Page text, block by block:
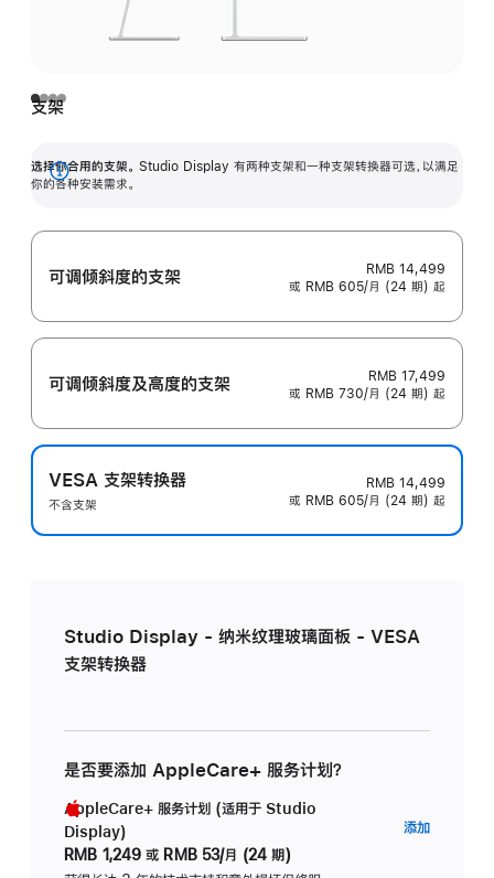
支架
选择你合用的支架。 Studio Display 有两种支架和一种支架转换器可选，以满足
你的各种安装需求。
展
可调倾斜度的支架
RMB 14,499
或 RMB 605/月 (24 期) 起
可调倾斜度及高‍度的支‍架
RMB 17,499
或 RMB 730/月 (24 期) 起
VESA 支架转换器
不含支架
RMB 14,499
或 RMB 605/月 (24 期) 起
Studio Display - 纳米纹理玻璃面板 - VESA
支架转换器
是否要添加 AppleCare+ 服务计划？
AppleCare+ 服务计划 (适用于 Studio
Display)
RMB 1,249 或 RMB 53/月 (24 期)
添加